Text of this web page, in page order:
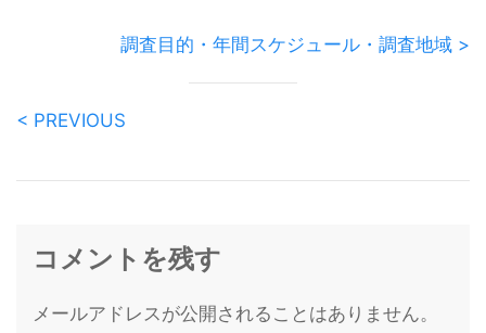
調査目的・年間スケジュール・調査地域 >
< PREVIOUS
コメントを残す
メールアドレスが公開されることはありません。